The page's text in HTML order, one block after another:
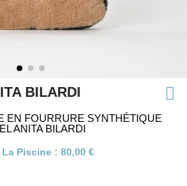
BILARDI
EN FOURRURE SYNTHÉTIQUE
ANITA BILARDI
La Piscine : 80,00 €